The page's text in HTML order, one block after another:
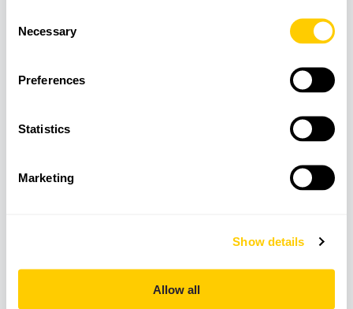
Selection
Necessary
Preferences
Statistics
Marketing
Show details
Allow all
TOURS
Valldemossa y Cata de vinos de Mallorca